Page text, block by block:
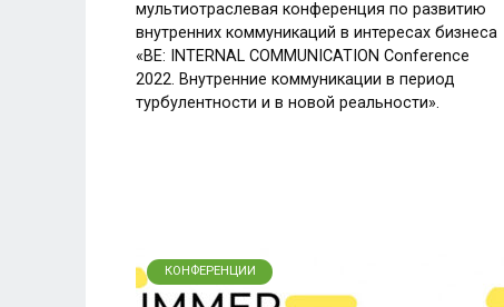
мультиотраслевая конференция по развитию
внутренних коммуникаций в интересах бизнеса
«BE: INTERNAL COMMUNICATION Conference
2022. Внутренние коммуникации в период
турбулентности и в новой реальности».
КОНФЕРЕНЦИИ